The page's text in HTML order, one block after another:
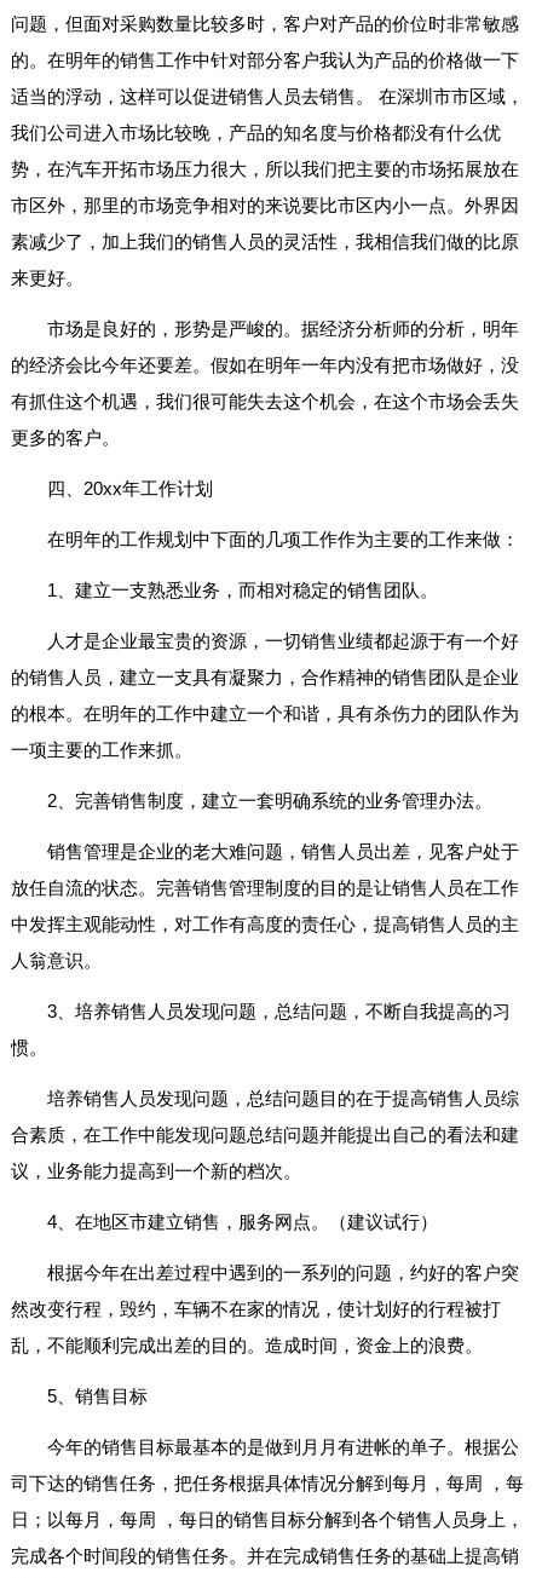
问题，但面对采购数量比较多时，客户对产品的价位时非常敏感
的。在明年的销售工作中针对部分客户我认为产品的价格做一下
适当的浮动，这样可以促进销售人员去销售。 在深圳市市区域，
我们公司进入市场比较晚，产品的知名度与价格都没有什么优
势，在汽车开拓市场压力很大，所以我们把主要的市场拓展放在
市区外，那里的市场竞争相对的来说要比市区内小一点。外界因
素减少了，加上我们的销售人员的灵活性，我相信我们做的比原
来更好。
市场是良好的，形势是严峻的。据经济分析师的分析，明年
的经济会比今年还要差。假如在明年一年内没有把市场做好，没
有抓住这个机遇，我们很可能失去这个机会，在这个市场会丢失
更多的客户。
四、20xx年工作计划
在明年的工作规划中下面的几项工作作为主要的工作来做：
1、建立一支熟悉业务，而相对稳定的销售团队。
人才是企业最宝贵的资源，一切销售业绩都起源于有一个好
的销售人员，建立一支具有凝聚力，合作精神的销售团队是企业
的根本。在明年的工作中建立一个和谐，具有杀伤力的团队作为
一项主要的工作来抓。
2、完善销售制度，建立一套明确系统的业务管理办法。
销售管理是企业的老大难问题，销售人员出差，见客户处于
放任自流的状态。完善销售管理制度的目的是让销售人员在工作
中发挥主观能动性，对工作有高度的责任心，提高销售人员的主
人翁意识。
3、培养销售人员发现问题，总结问题，不断自我提高的习
惯。
培养销售人员发现问题，总结问题目的在于提高销售人员综
合素质，在工作中能发现问题总结问题并能提出自己的看法和建
议，业务能力提高到一个新的档次。
4、在地区市建立销售，服务网点。（建议试行）
根据今年在出差过程中遇到的一系列的问题，约好的客户突
然改变行程，毁约，车辆不在家的情况，使计划好的行程被打
乱，不能顺利完成出差的目的。造成时间，资金上的浪费。
5、销售目标
今年的销售目标最基本的是做到月月有进帐的单子。根据公
司下达的销售任务，把任务根据具体情况分解到每月，每周 ，每
日；以每月，每周 ，每日的销售目标分解到各个销售人员身上，
完成各个时间段的销售任务。并在完成销售任务的基础上提高销